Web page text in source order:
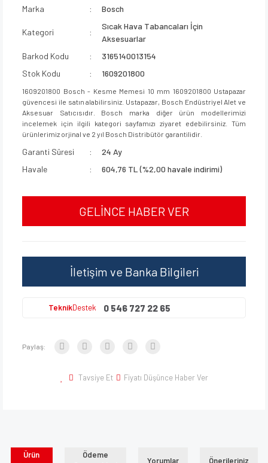
Marka Bosch
Kategori
Sıcak Hava Tabancaları İçin
Aksesuarlar
Barkod Kodu
3165140013154
Stok Kodu
1609201800
1609201800 Bosch - Kesme Memesi 10 mm 1609201800 Ustapazar
güvencesi ile satın alabilirsiniz. Ustapazar, Bosch Endüstriyel Alet ve
Aksesuar Satıcısıdır. Bosch marka diğer ürün modellerimizi
incelemek için ilgili kategori sayfamızı ziyaret edebilirsiniz. Tüm
ürünlerimiz orjinal ve 2 yıl Bosch Distribütör garantilidir.
Garanti Süresi
24 Ay
Havale
604,76 TL (%2,00 havale indirimi)
GELİNCE HABER VER
İletişim ve Banka Bilgileri
TeknikDestek 0 546 727 22 65
Paylaş:
Tavsiye Et Fiyatı Düşünce Haber Ver
Ürün
Ödeme
Yorumlar Önerileriniz